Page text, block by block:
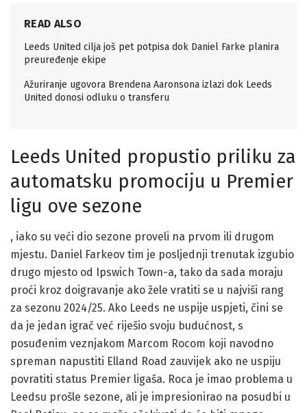
READ ALSO
Leeds United cilja još pet potpisa dok Daniel Farke planira
preuređenje ekipe
Ažuriranje ugovora Brendena Aaronsona izlazi dok Leeds
United donosi odluku o transferu
Leeds United propustio priliku za
automatsku promociju u Premier
ligu ove sezone
, iako su veći dio sezone proveli na prvom ili drugom
mjestu. Daniel Farkeov tim je posljednji trenutak izgubio
drugo mjesto od Ipswich Town-a, tako da sada moraju
proći kroz doigravanje ako žele vratiti se u najviši rang
za sezonu 2024/25. Ako Leeds ne uspije uspjeti, čini se
da je jedan igrač već riješio svoju budućnost, s
posuđenim veznjakom Marcom Rocom koji navodno
spreman napustiti Elland Road zauvijek ako ne uspiju
povratiti status Premier ligaša. Roca je imao problema u
Leedsu prošle sezone, ali je impresionirao na posudbi u